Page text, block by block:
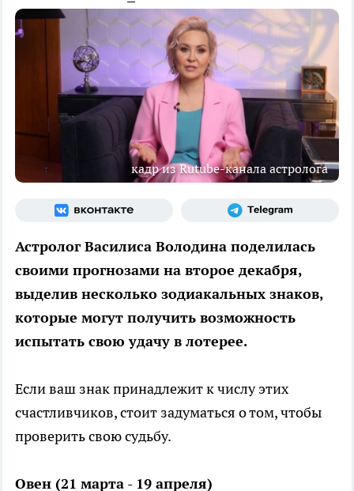
кадр из Rutube-канала астролога
Астролог Василиса Володина поделилась
своими прогнозами на второе декабря,
выделив несколько зодиакальных знаков,
которые могут получить возможность
испытать свою удачу в лотерее.
Если ваш знак принадлежит к числу этих
счастливчиков, стоит задуматься о том, чтобы
проверить свою судьбу.
Овен (21 марта - 19 апреля)